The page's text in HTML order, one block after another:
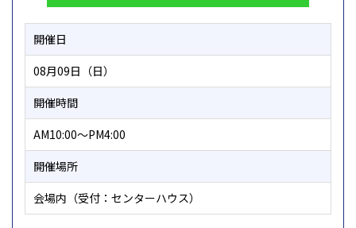
開催日
08月09日（日）
開催時間
AM10:00～PM4:00
開催場所
会場内（受付：センターハウス）